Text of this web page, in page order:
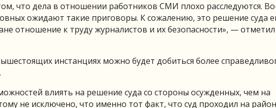
что дела в отношении работников СМИ плохо расследуются.
ожидают такие приговоры. К сожалению, это решение суда
отношение к труду журналистов и их безопасности», — отметил
инстанциях можно будет добиться более
влиять на решение суда со стороны осужденных, чем на
не исключено, что именно тот факт, что суд проходил на